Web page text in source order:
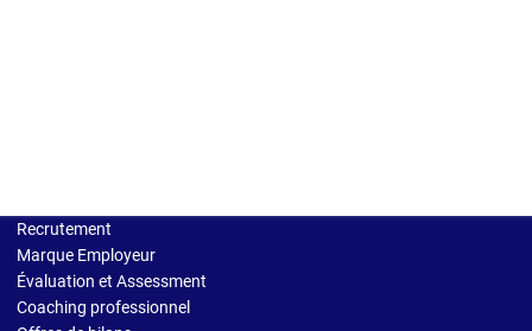
Recrutement
Marque Employeur
Évaluation et Assessment
Coaching professionnel